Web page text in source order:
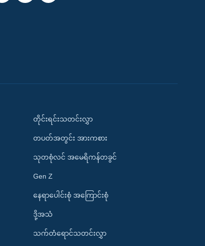
တိုင်းရင်းသတင်းလွှာ
တပတ်အတွင်း အားကစား
သုတစုံလင် အမေရိကန်တခွင်
Gen Z
နေရာပေါင်းစုံ အကြောင်းစုံ
ဒို့အသံ
သက်တံရောင်သတင်းလွှာ